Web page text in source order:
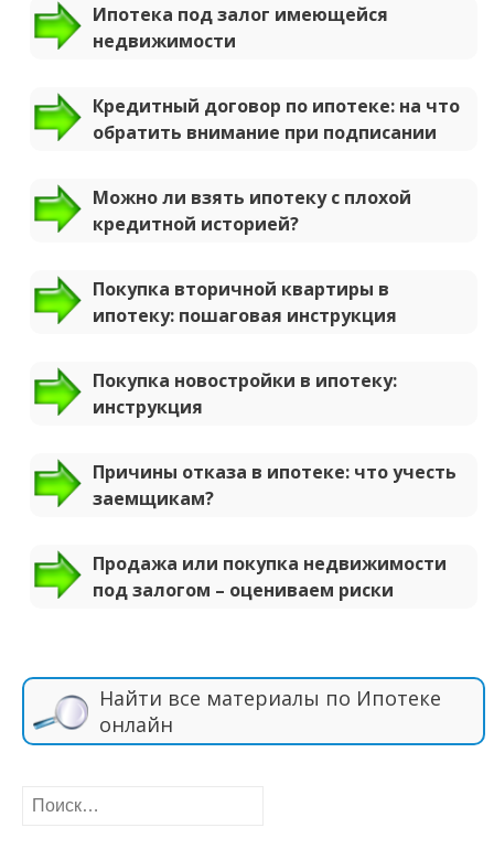
Ипотека под залог имеющейся
недвижимости
Кредитный договор по ипотеке: на что
обратить внимание при подписании
Можно ли взять ипотеку с плохой
кредитной историей?
Покупка вторичной квартиры в
ипотеку: пошаговая инструкция
Покупка новостройки в ипотеку:
инструкция
Причины отказа в ипотеке: что учесть
заемщикам?
Продажа или покупка недвижимости
под залогом – оцениваем риски
Найти все материалы по Ипотеке
онлайн
Найти: